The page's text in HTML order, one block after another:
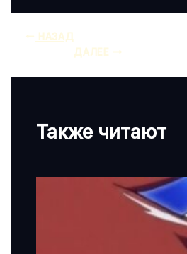
НАЗАД
ДАЛЕЕ
Также читают